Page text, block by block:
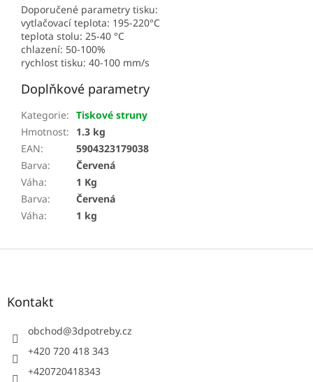
Doporučené parametry tisku:
vytlačovací teplota: 195-220°C
teplota stolu: 25-40 °C
chlazení: 50-100%
rychlost tisku: 40-100 mm/s
Doplňkové parametry
Kategorie: Tiskové struny
Hmotnost:
1.3 kg
EAN:
5904323179038
Barva:
Červená
Váha:
1 Kg
Barva:
Červená
Váha: 1 kg
Z
Kontakt
obchod@3dpotreby.cz
+420 720 418 343
+420720418343